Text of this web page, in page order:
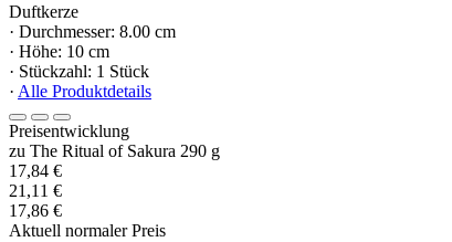
Duftkerze
· Durchmesser: 8.00 cm
· Höhe: 10 cm
· Stückzahl: 1 Stück
· Alle Produktdetails
Preisentwicklung
zu The Ritual of Sakura 290 g
17,84 €
21,11 €
17,86 €
Aktuell normaler Preis